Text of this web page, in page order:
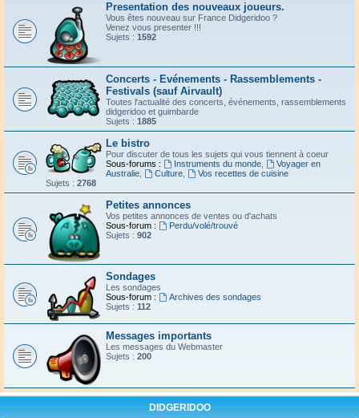
Presentation des nouveaux joueurs.
Vous êtes nouveau sur France Didgeridoo ?
Venez vous presenter !!!
Sujets : 1592
Concerts - Evénements - Rassemblements -
Festivals (sauf Airvault)
Toutes l'actualité des concerts, événements, rassemblements
didgeridoo et guimbarde
Sujets : 1885
Le bistro
Pour discuter de tous les sujets qui vous tiennent à coeur
Sous-forums :
Instruments du monde,
Voyager en
Australie
Culture,
Vos recettes de cuisine
Sujets : 2768
Petites annonces
Vos petites annonces de ventes ou d'achats
Sous-forum :
Perdu/volé/trouvé
Sujets : 902
Sondages
Les sondages
Sous-forum :
Archives des sondages
Sujets : 112
Messages importants
Les messages du Webmaster
Sujets : 200
DIDGERIDOO